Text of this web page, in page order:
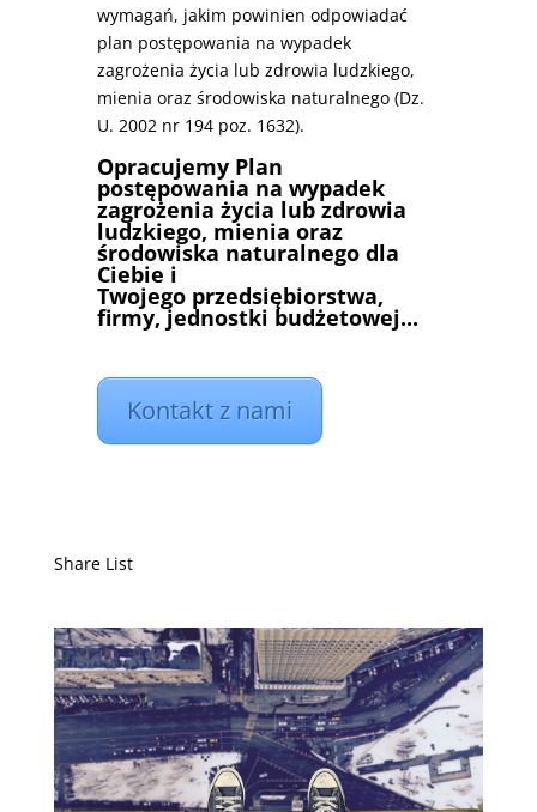
wymagań, jakim powinien odpowiadać
plan postępowania na wypadek
zagrożenia życia lub zdrowia ludzkiego,
mienia oraz środowiska naturalnego (Dz.
U. 2002 nr 194 poz. 1632).
Opracujemy Plan
postępowania na wypadek
zagrożenia życia lub zdrowia
ludzkiego, mienia oraz
środowiska naturalnego dla
Ciebie i
Twojego przedsiębiorstwa,
firmy, jednostki budżetowej...
Kontakt z nami
Share List